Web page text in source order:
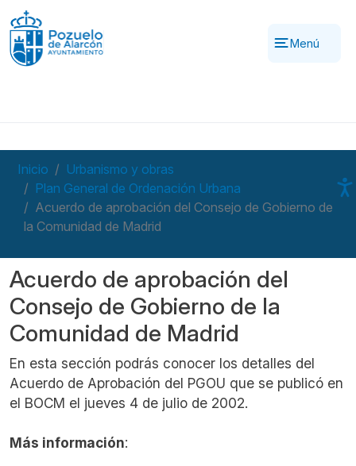
Pasar al contenido principal
Menú
Inicio
Urbanismo y obras
Plan General de Ordenación Urbana
Acuerdo de aprobación del Consejo de Gobierno de
la Comunidad de Madrid
Acuerdo de aprobación del
Consejo de Gobierno de la
Comunidad de Madrid
En esta sección podrás conocer los detalles del
Acuerdo de Aprobación del PGOU que se publicó en
el BOCM el jueves 4 de julio de 2002.
Más información: